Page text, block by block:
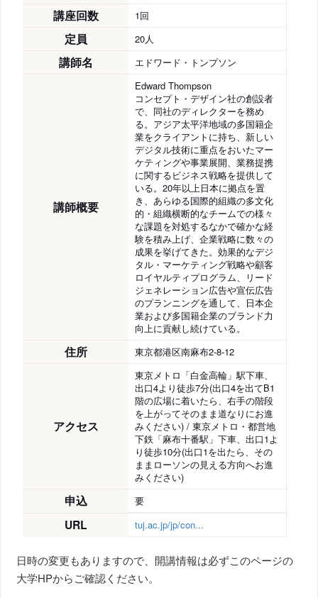
講座回数 1回
定員 20人
講師名 エドワード・トンプソン
講師概要
Edward Thompson
コンセプト・デザイン社の創設者
で、同社のディレクターを務め
る。アジア太平洋地域の多国籍企
業をクライアントに持ち、新しい
デジタル技術に重点をおいたマー
ケティングや事業展開、業務提携
に関するビジネス戦略を提供して
いる。20年以上日本に拠点を置
き、あらゆる国際的組織の多文化
的・組織横断的なチームでの様々
な課題を対処するなかで確かな経
験を積み上げ、企業戦略に数々の
成果を挙げてきた。効果的なデジ
タル・マーケティング戦略や顧客
ロイヤルティプログラム、リード
ジェネレーション広告や宣伝広告
のプランニングを通して、日本企
業および多国籍企業のブランド力
向上に貢献し続けている。
住所 東京都港区南麻布2-8-12
アクセス
東京メトロ「白金高輪」駅下車、
出口4より徒歩7分(出口4を出てB1
階の広場に着いたら、右手の階段
を上がってそのまま道なりにお進
みください) / 東京メトロ・都営地
下鉄「麻布十番駅」下車、出口1よ
り徒歩10分(出口1を出たら、その
ままローソンの見える方向へお進
みください)
申込 要
URL tuj.ac.jp/jp/con...
日時の変更もありますので、開講情報は必ずこのページの
大学HPからご確認ください。